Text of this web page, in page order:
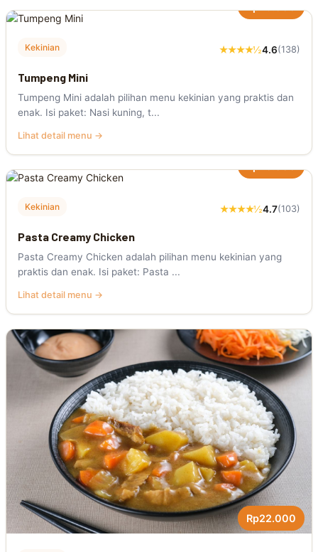
Kekinian ★★★★½4.6(138)
Tumpeng Mini
Tumpeng Mini adalah pilihan menu kekinian yang praktis dan
enak. Isi paket: Nasi kuning, t...
Lihat detail menu →
Kekinian ★★★★½4.7(103)
Pasta Creamy Chicken
Pasta Creamy Chicken adalah pilihan menu kekinian yang
praktis dan enak. Isi paket: Pasta ...
Lihat detail menu →
Rp22.000